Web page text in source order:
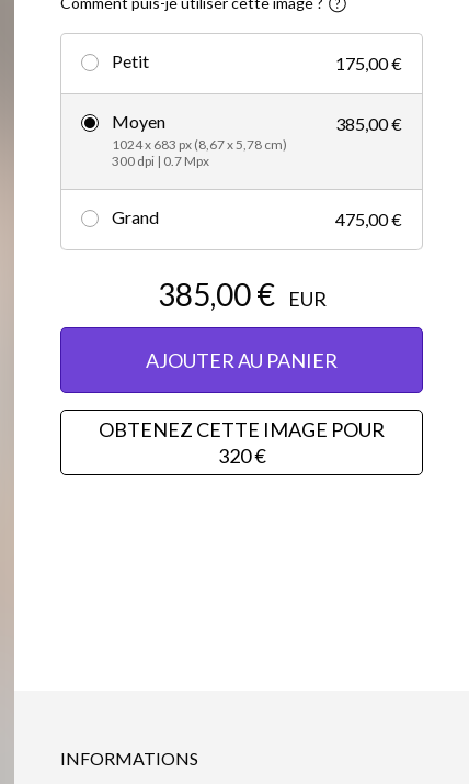
Vidéos
Vidéos créatives
Petit 175,00 €
Moyen
1024 x 683 px (8,67 x 5,78 cm)
300 dpi | 0.7 Mpx
385,00 €
Grand 475,00 €
385,00 € EUR
AJOUTER AU PANIER
OBTENEZ CETTE IMAGE POUR
320 €
INFORMATIONS